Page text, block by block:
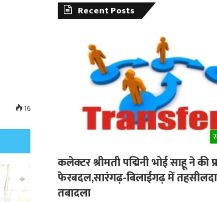
16
Twitter
Recent Posts
कलेक्टर श्रीमती पद्मिनी भोई साहू ने की
फेरबदल,सारंगढ़-बिलाईगढ़ में
तबादला